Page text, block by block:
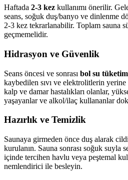
Haftada 2-3 kez kullanımı önerilir.
seans, soğuk duş/banyo ve dinlenme
2-3 kez tekrarlanabilir. Toplam sauna
geçmemelidir.
Hidrasyon ve Güvenlik
Seans öncesi ve sonrası bol su
kaybedilen sıvı ve elektrolitlerin
kalp ve damar hastalıkları olanlar,
yaşayanlar ve alkol/ilaç kullananlar
Hazırlık ve Temizlik
Saunaya girmeden önce duş alarak
kurulanın. Sauna sonrası soğuk suyla
içinde tercihen havlu veya peştemal
nemlendirici ile besleyin.